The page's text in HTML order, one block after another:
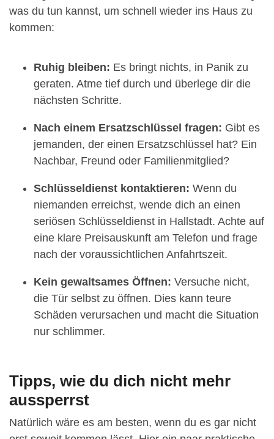
was du tun kannst, um schnell wieder ins Haus zu
kommen:
Ruhig bleiben: Es bringt nichts, in Panik zu
geraten. Atme tief durch und überlege dir die
nächsten Schritte.
Nach einem Ersatzschlüssel fragen: Gibt es
jemanden, der einen Ersatzschlüssel hat? Ein
Nachbar, Freund oder Familienmitglied?
Schlüsseldienst kontaktieren: Wenn du
niemanden erreichst, wende dich an einen
seriösen Schlüsseldienst in Hallstadt. Achte auf
eine klare Preisauskunft am Telefon und frage
nach der voraussichtlichen Anfahrtszeit.
Kein gewaltsames Öffnen: Versuche nicht,
die Tür selbst zu öffnen. Dies kann teure
Schäden verursachen und macht die Situation
nur schlimmer.
Tipps, wie du dich nicht mehr
aussperrst
Natürlich wäre es am besten, wenn du es gar nicht